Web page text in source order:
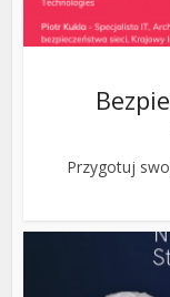
Przygotuj